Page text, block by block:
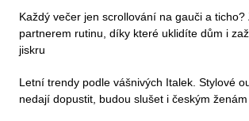
Každý večer jen scrollování na gauči a ticho?
partnerem rutinu, díky které uklidíte dům i
jiskru
Letní trendy podle vášnivých Italek. Stylové
nedají dopustit, budou slušet i českým ženám